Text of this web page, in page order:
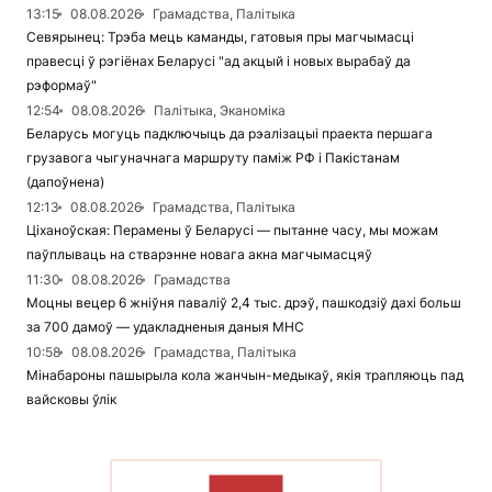
13:15 08.08.2026
Грамадства, Палітыка
Севярынец: Трэба мець каманды, гатовыя пры магчымасці
правесці ў рэгіёнах Беларусі "ад акцый і новых вырабаў да
рэформаў"
12:54
08.08.2026
Палітыка, Эканоміка
Беларусь могуць падключыць да рэалізацыі праекта першага
грузавога чыгуначнага маршруту паміж РФ і Пакістанам
(дапоўнена)
12:13
08.08.2026
Грамадства, Палітыка
Ціханоўская: Перамены ў Беларусі — пытанне часу, мы можам
паўплываць на стварэнне новага акна магчымасцяў
11:30
08.08.2026
Грамадства
Моцны вецер 6 жніўня паваліў 2,4 тыс. дрэў, пашкодзіў дахі больш
за 700 дамоў — удакладненыя даныя МНС
10:58
08.08.2026
Грамадства, Палітыка
Мінабароны пашырыла кола жанчын-медыкаў, якія трапляюць пад
вайсковы ўлік